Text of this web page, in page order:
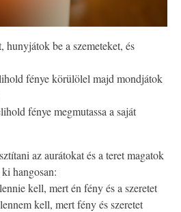
hunyjátok be a szemeteket, és
fénye körülölel majd mondjátok
fénye megmutassa a saját
az aurátokat és a teret magatok
hangosan:
kell, mert én fény és a szeretet
kell, mert fény és szeretet